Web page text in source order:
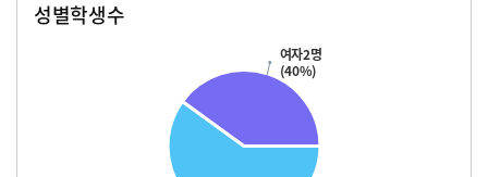
성별학생수
여자2명
(40%)